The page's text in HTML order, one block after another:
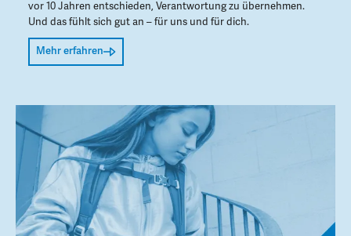
vor 10 Jahren entschieden, Verantwortung zu übernehmen.
Und das fühlt sich gut an – für uns und für dich.
Mehr erfahren